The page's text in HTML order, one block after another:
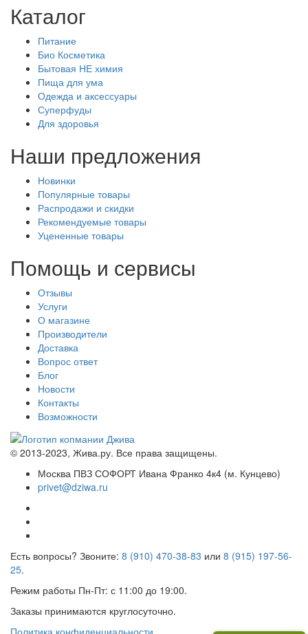
Каталог
Питание
Био Косметика
Бытовая НЕ химия
Пища для ума
Одежда и аксессуары
Суперфуды
Для здоровья
Наши предложения
Новинки
Популярные товары
Распродажи и скидки
Рекомендуемые товары
Уцененные товары
Помощь и сервисы
Отзывы
Услуги
О магазине
Производители
Доставка
Вопрос ответ
Блог
Новости
Контакты
Возможности
© 2013-2023, Жива.ру. Все права защищены.
Москва ПВЗ СОФОРТ Ивана Франко 4к4 (м. Кунцево)
privet@dziwa.ru
Есть вопросы? Звоните: 8 (910) 470-38-83 или 8 (915) 197-56-
25.
Режим работы Пн-Пт: с 11:00 до 19:00.
Заказы принимаются круглосуточно.
Политика конфиденциальности